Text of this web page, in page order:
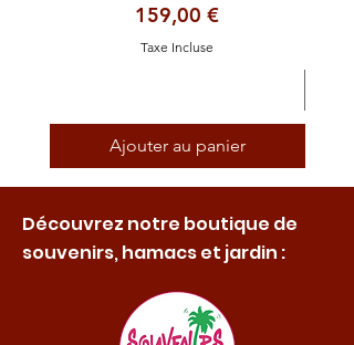
Prix
159,00 €
Taxe Incluse
Ajouter au panier
Découvrez notre boutique de
souvenirs, hamacs et jardin :